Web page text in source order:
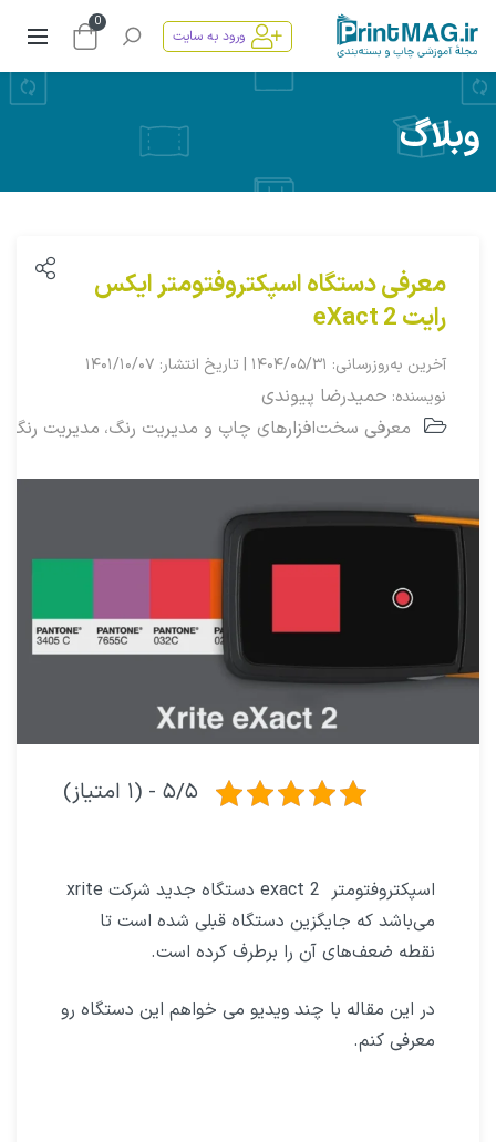
ورود به سایت
0
وبلاگ
معرفی دستگاه اسپکتروفتومتر ایکس
رایت eXact 2
آخرین به‌روزرسانی: ۱۴۰۴/۰۵/۳۱ | تاریخ انتشار: ۱۴۰۱/۱۰/۰۷
نویسنده: حمیدرضا پیوندی
معرفی سخت‌افزارهای چاپ و مدیریت رنگ، مدیریت رنگ
۵/۵ - (۱ امتیاز)
می‌باشد که جایگزین دستگاه قبلی شده است تا
نقطه ضعف‌های آن را برطرف کرده است.
در این مقاله با چند ویدیو می خواهم این دستگاه رو
معرفی کنم.